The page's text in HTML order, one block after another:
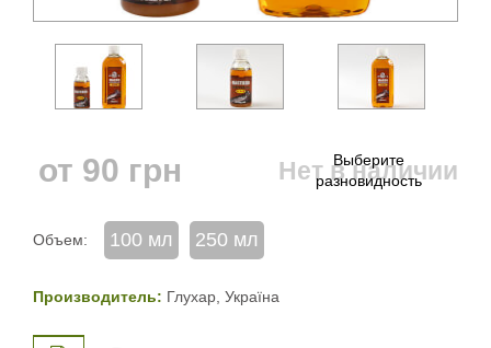
от 90 грн Нет в наличии
Объем: 100 мл 250 мл
Производитель: Глухар, Україна